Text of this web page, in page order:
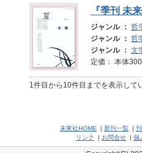
『季刊 未
ジャンル ： 哲
ジャンル ： 哲
ジャンル ： 文
定価： 本体
1件目から10件目までを表示して
未來社HOME | 新刊一覧 |
リンク
| お問合せ | 個